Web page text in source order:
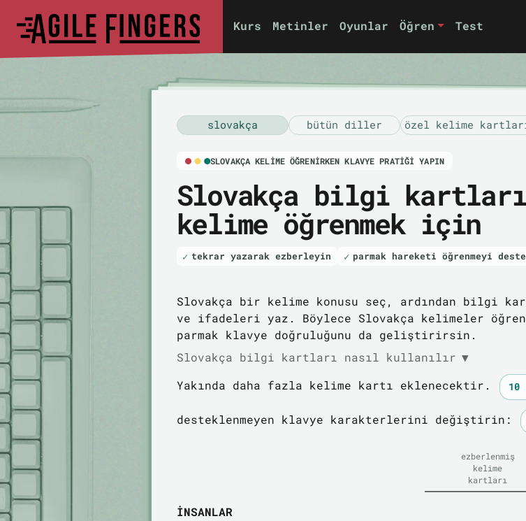
Kurs Metinler Oyunlar Öğren Test
slovakça bütün diller özel kelime
SLOVAKÇA KELIME ÖĞRENIRKEN KLAVYE PRATIĞI YAPIN
Slovakça bilgi kartları
kelime öğrenmek için
tekrar yazarak ezberleyin parmak hareketi öğrenmeyi
Slovakça bir kelime konusu seç, ardından bilgi
ve ifadeleri yaz. Böylece Slovakça kelimeler
parmak klavye doğruluğunu da geliştirirsin.
Slovakça bilgi kartları nasıl kullanılır ▼
Yakında daha fazla kelime kartı eklenecektir.
desteklenmeyen klavye karakterlerini değiştirin:
ezberlenmiş
kelime
kartları
İNSANLAR